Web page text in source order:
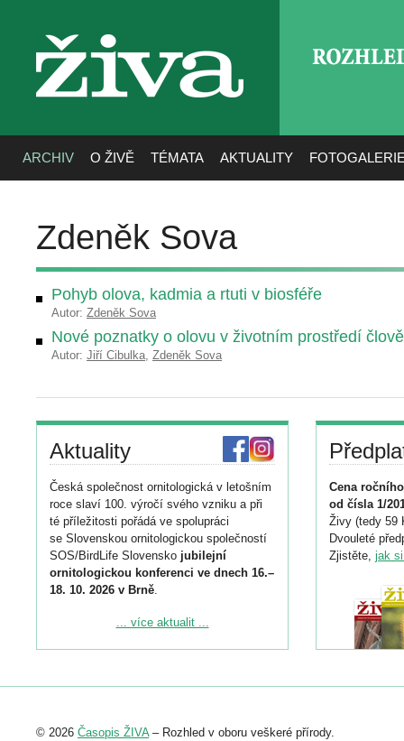
živa
ARCHIV O ŽIVĚ TÉMATA AKTUALITY
Zdeněk Sova
Pohyb olova, kadmia a rtuti v biosféře
Autor: Zdeněk Sova
Nové poznatky o olovu v životním prostředí
Autor: Jiří Cibulka, Zdeněk Sova
Aktuality
Česká společnost ornitologická v letošním
roce slaví 100. výročí svého vzniku a při
té příležitosti pořádá ve spolupráci
se Slovenskou ornitologickou společností
SOS/BirdLife Slovensko jubilejní
ornitologickou konferenci ve dnech 16.–
18. 10. 2026 v Brně.
Podrobnější informace ke konferenci
Registrovat se můžete do 6. září.
abstraktu přihlášené přednášky nebo
... více aktualit ...
Cena
od čísla 1/
Živy (tedy 59
Dvouleté
Zjistěte, jak
© 2026 Časopis ŽIVA– Rozhled v oboru veškeré přírody.